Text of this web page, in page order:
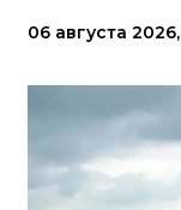
06 августа 2026,